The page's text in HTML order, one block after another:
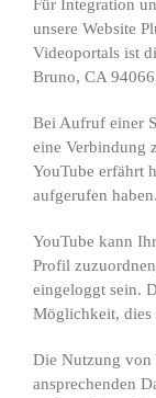
Für Integration
unsere Website
Videoportals ist
Bruno, CA
Bei Aufruf einer
eine Verbindung
YouTube erfährt
aufgerufen haben.
YouTube kann
Profil
eingeloggt sein.
Möglichkeit, dies
Die Nutzung von
ansprechenden